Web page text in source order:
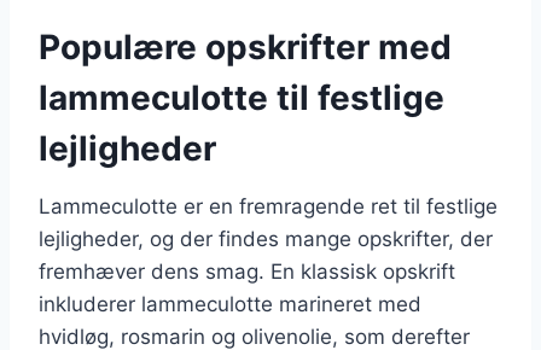
Populære opskrifter med
lammeculotte til festlige
lejligheder
Lammeculotte er en fremragende ret til festlige
lejligheder, og der findes mange opskrifter, der
fremhæver dens smag. En klassisk opskrift
inkluderer lammeculotte marineret med
hvidløg, rosmarin og olivenolie, som derefter